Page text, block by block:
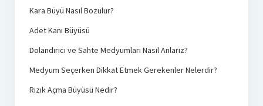
Kara Büyü Nasıl Bozulur?
Adet Kanı Büyüsü
Dolandırıcı ve Sahte Medyumları Nasıl Anlarız?
Medyum Seçerken Dikkat Etmek Gerekenler Nelerdir?
Rızık Açma Büyüsü Nedir?